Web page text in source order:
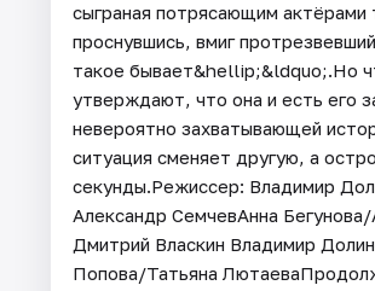
сыграная потрясающим
проснувшись, вмиг
такое бывает&hellip;&ldquo;.Но
утверждают, что она и есть его
невероятно захватывающей
ситуация сменяет другую, а
секунды.Режиссер: Владимир
Александр СемчевАнна
Дмитрий Власкин Владимир
Попова/Татьяна